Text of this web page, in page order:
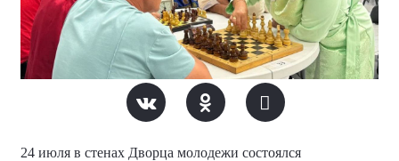
24 июля в стенах Дворца молодежи состоялся